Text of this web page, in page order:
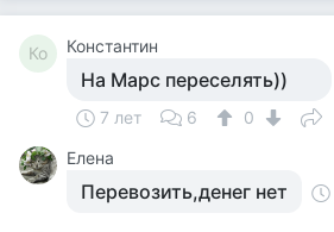
Ко Константин
На Марс переселять))
7 лет 6
0
Елена
Перевозить,денег нет